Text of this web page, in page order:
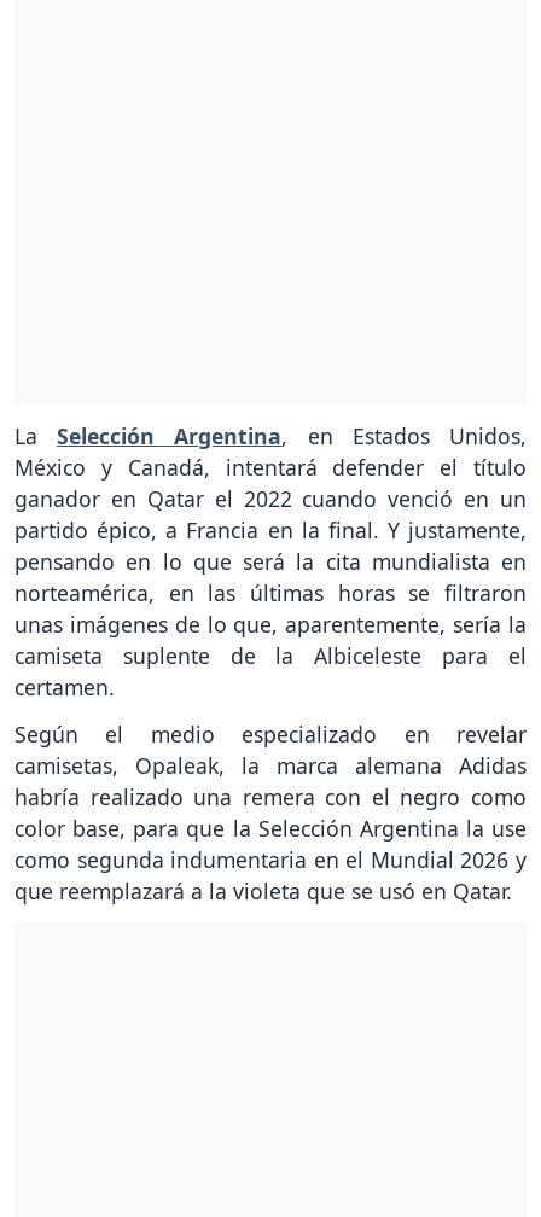
LaSelección Argentina, en Estados Unidos,
México y Canadá, intentará defender el título
ganador en Qatar el 2022 cuando venció en un
partido épico, a Francia en la final. Y justamente,
pensando en lo que será la cita mundialista en
norteamérica, en las últimas horas se filtraron
unas imágenes de lo que, aparentemente, sería la
camiseta suplente de la Albiceleste para el
certamen.
Según el medio especializado en revelar
camisetas, Opaleak, la marca alemana Adidas
habría realizado una remera con el negro como
color base, para que la Selección Argentina la use
como segunda indumentaria en el Mundial 2026 y
que reemplazará a la violeta que se usó en Qatar.